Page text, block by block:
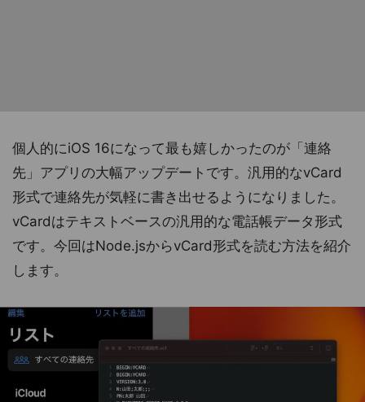
個人的にiOS 16になって最も嬉しかったのが「連絡
先」アプリの大幅アップデートです。汎用的なvCard
形式で連絡先が気軽に書き出せるようになりました。
vCardはテキストベースの汎用的な電話帳データ形式
です。今回はNode.jsからvCard形式を読む方法を紹介
します。